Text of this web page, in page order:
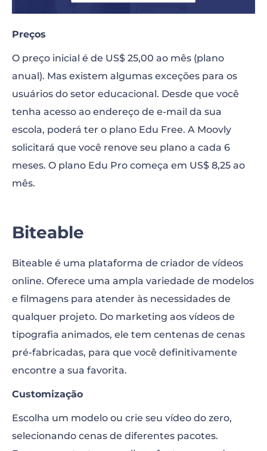
Preços
O preço inicial é de US$ 25,00 ao mês (plano
anual). Mas existem algumas exceções para os
usuários do setor educacional. Desde que você
tenha acesso ao endereço de e-mail da sua
escola, poderá ter o plano Edu Free. A Moovly
solicitará que você renove seu plano a cada 6
meses. O plano Edu Pro começa em US$ 8,25 ao
mês.
Biteable
Biteable é uma plataforma de criador de vídeos
online. Oferece uma ampla variedade de modelos
e filmagens para atender às necessidades de
qualquer projeto. Do marketing aos vídeos de
tipografia animados, ele tem centenas de cenas
pré-fabricadas, para que você definitivamente
encontre a sua favorita.
Customização
Escolha um modelo ou crie seu vídeo do zero,
selecionando cenas de diferentes pacotes.